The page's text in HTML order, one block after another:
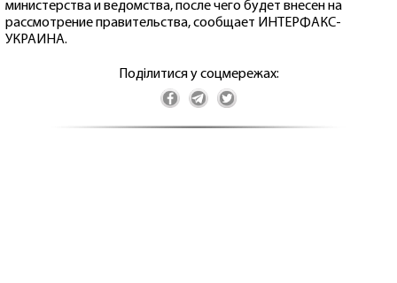
министерства и ведомства, после чего будет внесен на
рассмотрение правительства, сообщает ИНТЕРФАКС-
УКРАИНА.
Поділитися у соцмережах: